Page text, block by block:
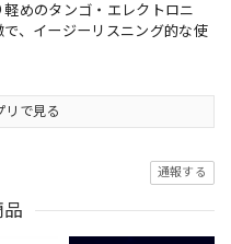
めのタンゴ・エレクトロニ
、イージーリスニング的な使
リで見る
通報する